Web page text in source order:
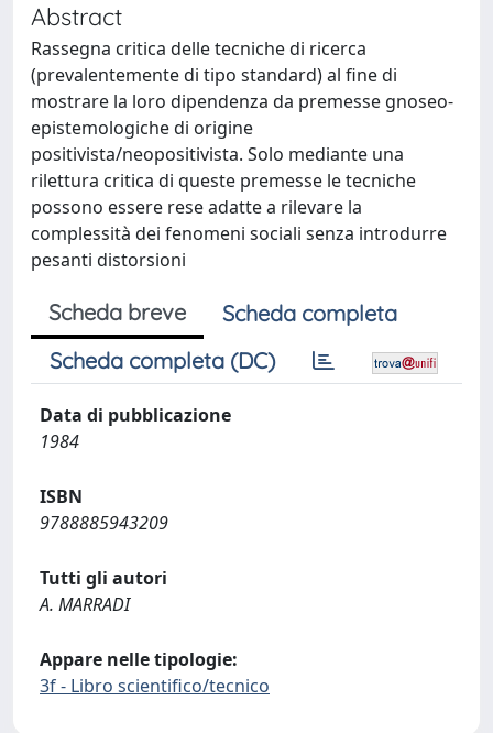
Abstract
Rassegna critica delle tecniche di ricerca
(prevalentemente di tipo standard) al fine di
mostrare la loro dipendenza da premesse gnoseo-
epistemologiche di origine
positivista/neopositivista. Solo mediante una
rilettura critica di queste premesse le tecniche
possono essere rese adatte a rilevare la
complessità dei fenomeni sociali senza introdurre
pesanti distorsioni
Scheda breve
Scheda completa
Scheda completa (DC)
Data di pubblicazione
1984
ISBN
9788885943209
Tutti gli autori
A. MARRADI
Appare nelle tipologie:
3f - Libro scientifico/tecnico